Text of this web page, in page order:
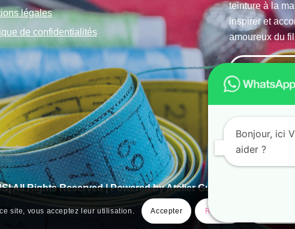
légales
de confidentialités
teinture à la
inspirer et
amoureux du
All Rights Reserved | Powered by Atelier Guias
site, vous acceptez leur utilisation. Accepter Refuser
Bonjour, ici
aider ?